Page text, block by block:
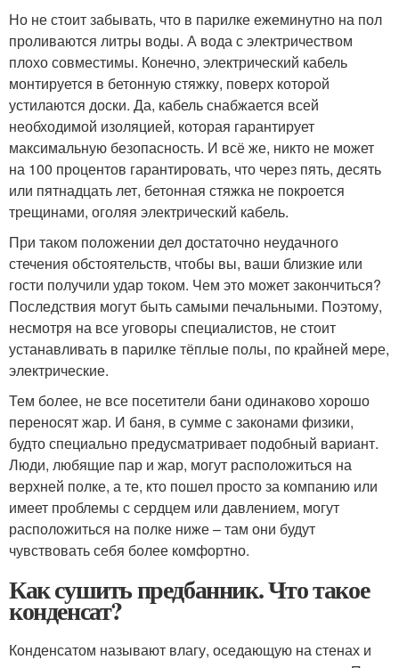
Но не стоит забывать, что в парилке ежеминутно на пол
проливаются литры воды. А вода с электричеством
плохо совместимы. Конечно, электрический кабель
монтируется в бетонную стяжку, поверх которой
устилаются доски. Да, кабель снабжается всей
необходимой изоляцией, которая гарантирует
максимальную безопасность. И всё же, никто не может
на 100 процентов гарантировать, что через пять, десять
или пятнадцать лет, бетонная стяжка не покроется
трещинами, оголяя электрический кабель.
При таком положении дел достаточно неудачного
стечения обстоятельств, чтобы вы, ваши близкие или
гости получили удар током. Чем это может закончиться?
Последствия могут быть самыми печальными. Поэтому,
несмотря на все уговоры специалистов, не стоит
устанавливать в парилке тёплые полы, по крайней мере,
электрические.
Тем более, не все посетители бани одинаково хорошо
переносят жар. И баня, в сумме с законами физики,
будто специально предусматривает подобный вариант.
Люди, любящие пар и жар, могут расположиться на
верхней полке, а те, кто пошел просто за компанию или
имеет проблемы с сердцем или давлением, могут
расположиться на полке ниже – там они будут
чувствовать себя более комфортно.
Как сушить предбанник. Что такое
конденсат?
Конденсатом называют влагу, оседающую на стенах и